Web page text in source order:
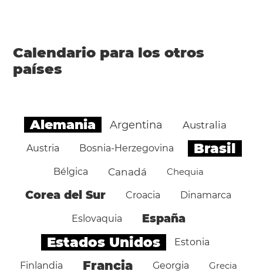
Calendario para los otros
países
Alemania Argentina Australia
Austria Bosnia-Herzegovina Brasil
Bélgica Canadá Chequia
Corea del Sur Croacia Dinamarca
Eslovaquia España
Estados Unidos Estonia
Finlandia Francia Georgia Grecia